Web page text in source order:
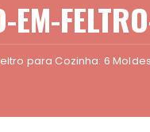
EM-
para Cozinha: 6